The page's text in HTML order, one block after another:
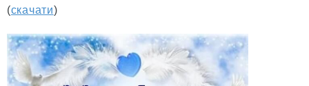
(скачати)